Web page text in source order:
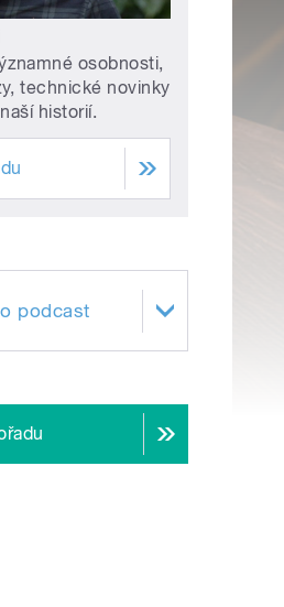
osobnosti,
technické novinky
historií.
podcast